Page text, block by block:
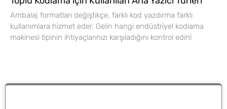
Ambalaj formatları değiştikçe, farklı kod yazdırma farklı
kullanımlara hizmet eder. Gelin hangi endüstriyel kodlama
makinesi tipinin ihtiyaçlarınızı karşıladığını kontrol edin!